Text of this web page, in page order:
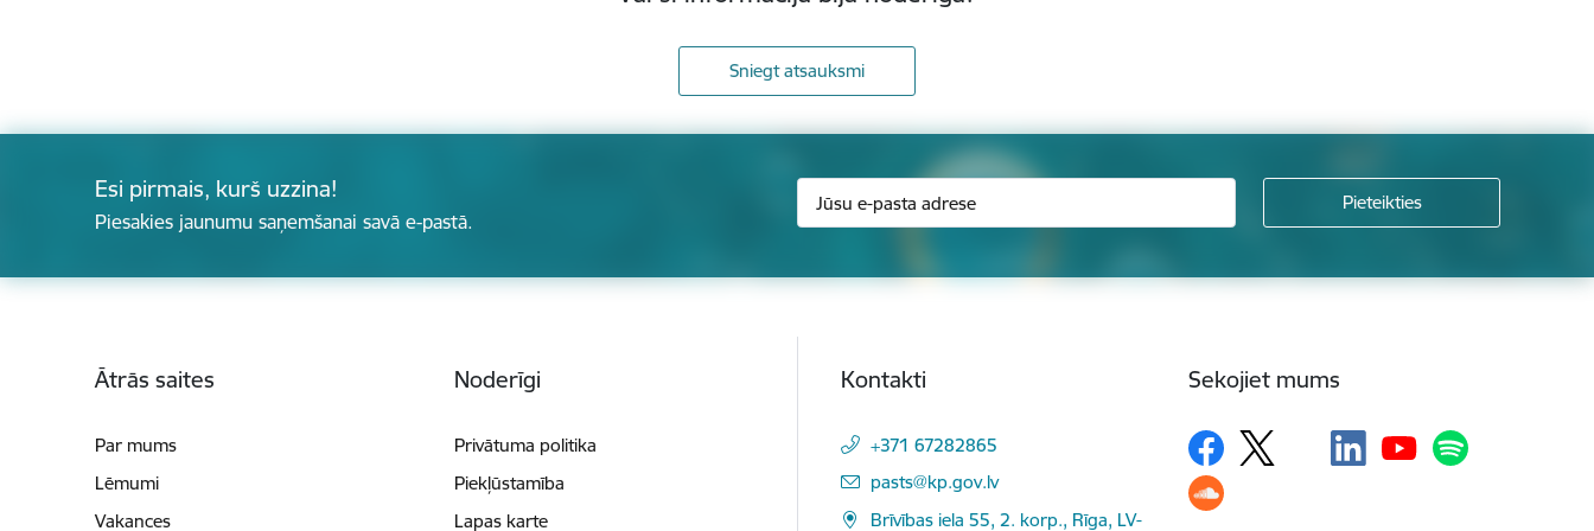
Sniegt atsauksmi
Esi pirmais, kurš uzzina!
Piesakies jaunumu saņemšanai savā e-pastā.
Ātrās saites
Par mums
Lēmumi
Vakances
Noderīgi
Privātuma politika
Piekļūstamība
Lapas karte
Kontakti
+371 67282865
E-pasts:
pasts@kp.gov.lv
Brīvības iela 55, 2. korp., Rīga, LV-
Sekojiet mums